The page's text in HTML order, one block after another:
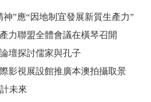
神”應“因地制宜發展新質生產力”
力聯盟全體會議在橫琴召開
壇探討儒家與孔子
影視展設館推廣本澳拍攝取景
未來